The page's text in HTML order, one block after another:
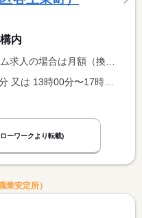
内
パート求人の場合は時間額を表示しています。
ーワークより転載)
業安定所）